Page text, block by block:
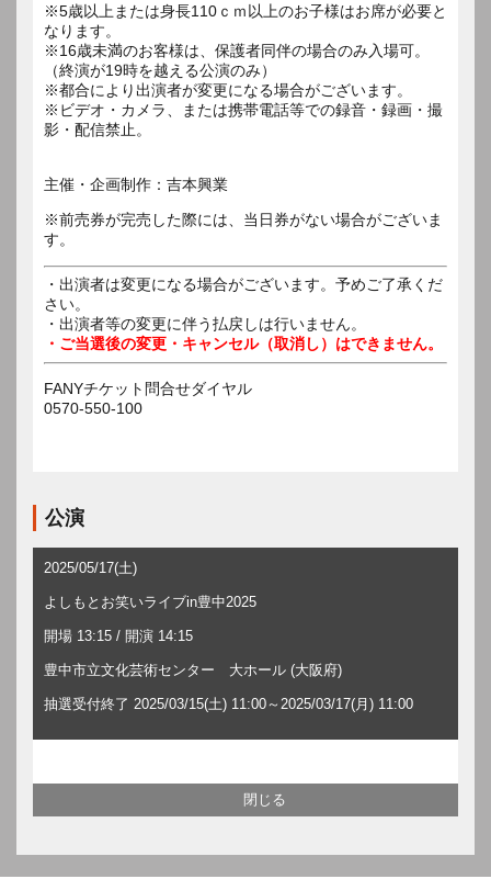
※5歳以上または身長110ｃｍ以上のお子様はお席が必要と
なります。
※16歳未満のお客様は、保護者同伴の場合のみ入場可。
（終演が19時を越える公演のみ）
※都合により出演者が変更になる場合がございます。
※ビデオ・カメラ、または携帯電話等での録音・録画・撮
影・配信禁止。
主催・企画制作：吉本興業
※前売券が完売した際には、当日券がない場合がございま
す。
・出演者は変更になる場合がございます。予めご了承くだ
さい。
・出演者等の変更に伴う払戻しは行いません。
・ご当選後の変更・キャンセル（取消し）はできません。
FANYチケット問合せダイヤル
0570-550-100
公演
2025/05/17(土)
よしもとお笑いライブin豊中2025
開場 13:15 / 開演 14:15
豊中市立文化芸術センター 大ホール (大阪府)
抽選受付終了 2025/03/15(土) 11:00～2025/03/17(月) 11:00